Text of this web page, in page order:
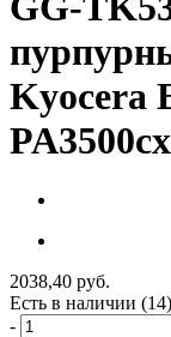
Kyocera
2038,40 руб.
Есть в наличии (14)
-